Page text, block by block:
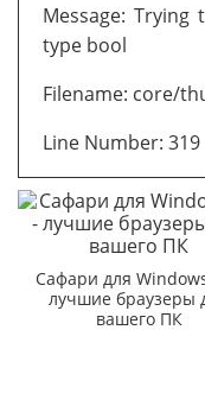
Message:
type bool
Filename: core/
Line Number: 319
Сафари для
лучшие браузеры
вашего ПК